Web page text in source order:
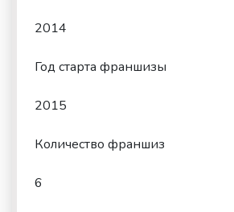
2014
Год старта франшизы
2015
Количество франшиз
6